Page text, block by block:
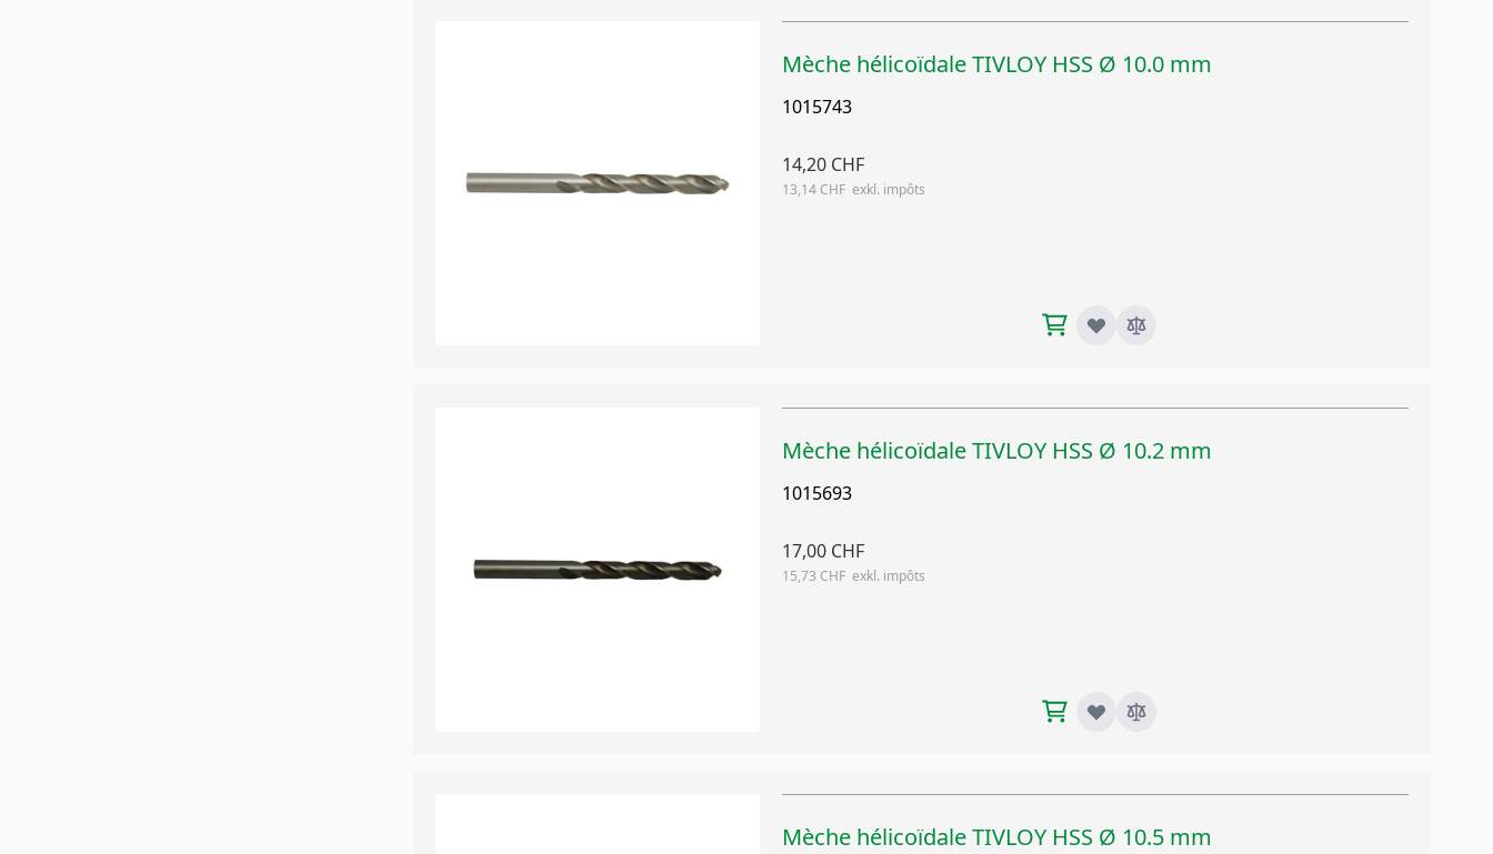
Mèche hélicoïdale TIVLOY HSS Ø 10.0 mm
1015743
14,20 CHF
13,14 CHF
Mèche hélicoïdale TIVLOY HSS Ø 10.2 mm
1015693
17,00 CHF
15,73 CHF
Mèche hélicoïdale TIVLOY HSS Ø 10.5 mm